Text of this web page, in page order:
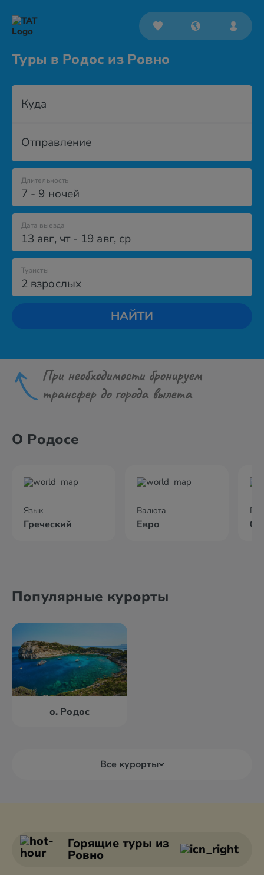
Туры в Родос из Ровно
Куда
Отправление
7 - 9 ночей
Длительность
Дата выезда
13 авг, чт- 19 авг, ср
2 взрослых
Туристы
НАЙТИ
При необходимости бронируем
трансфер до города вылета
О Родосе
Язык
Греческий
Валюта
Евро
Популярные курорты
о. Родос
Все курорты
Аттика Волос
Горящие туры из
Ровно